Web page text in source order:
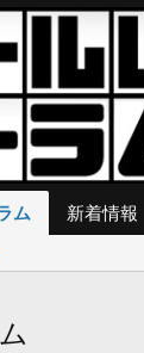
ム 新着情報